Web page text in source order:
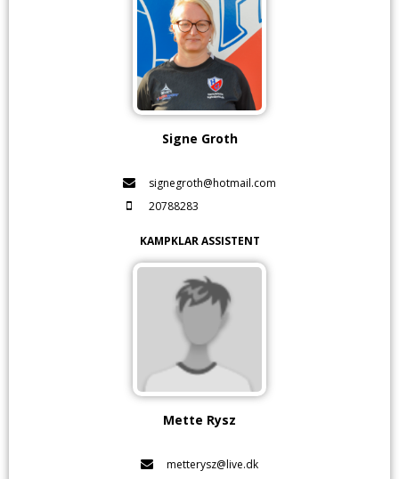
Signe Groth
signegroth@hotmail.com
20788283
KAMPKLAR ASSISTENT
Mette Rysz
metterysz@live.dk